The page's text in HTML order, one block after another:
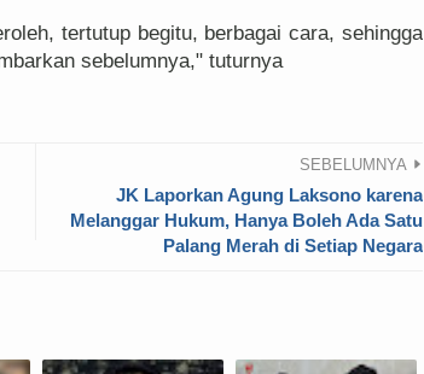
tertutup begitu, berbagai cara, sehingga
sebelumnya," tuturnya
SEBELUMNYA
JK Laporkan Agung Laksono karena
Melanggar Hukum, Hanya Boleh Ada Satu
Palang Merah di Setiap Negara